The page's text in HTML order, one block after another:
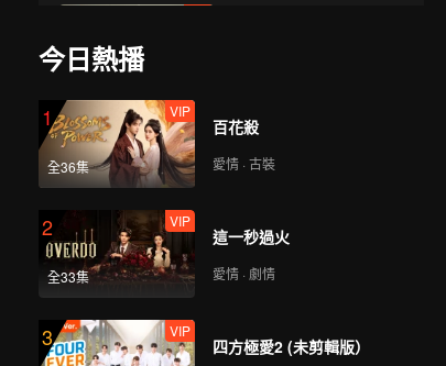
VIP
When We
Disco(Moving Ver.)
VIP Python(Still Ver.)
VIP I Dream(Still Ver.)
今日熱播
1
全36集
VIP
百花殺
愛情 · 古裝
2
全33集
VIP
這一秒過火
愛情 · 劇情
3 VIP
四方極愛2 (未剪輯版）